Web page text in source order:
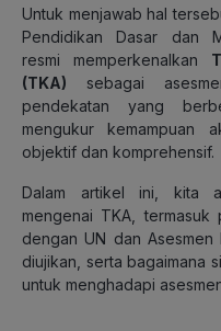
Untuk menjawab hal
Pendidikan Dasar dan
resmi memperkenalkan
(TKA) sebagai
pendekatan yang
mengukur kemampuan
objektif dan komprehensif.
Dalam artikel ini, kita
mengenai TKA, termasuk
dengan UN dan Asesmen
diujikan, serta bagaimana
untuk menghadapi